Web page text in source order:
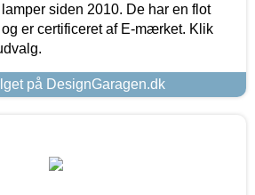
siden 2010. De har en flot
er certificeret af E-mærket. Klik
på DesignGaragen.dk